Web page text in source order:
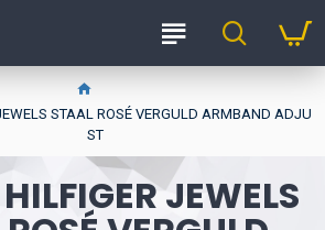
STAAL ROSÉ VERGULD ARMBAND ADJU
ST
JEWELS